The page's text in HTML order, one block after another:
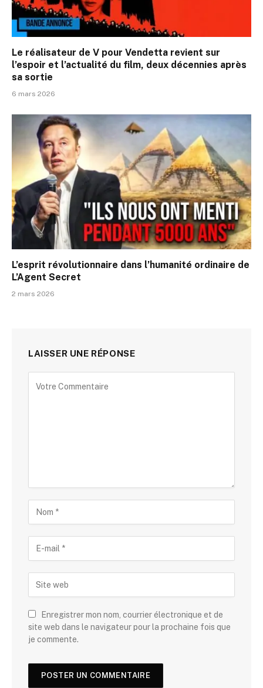
Le réalisateur de V pour Vendetta revient sur
l’espoir et l’actualité du film, deux décennies après
sa sortie
6 mars 2026
L’esprit révolutionnaire dans l’humanité ordinaire de
L’Agent Secret
2 mars 2026
LAISSER UNE RÉPONSE
Enregistrer mon nom, courrier électronique et de
site web dans le navigateur pour la prochaine fois que
je commente.